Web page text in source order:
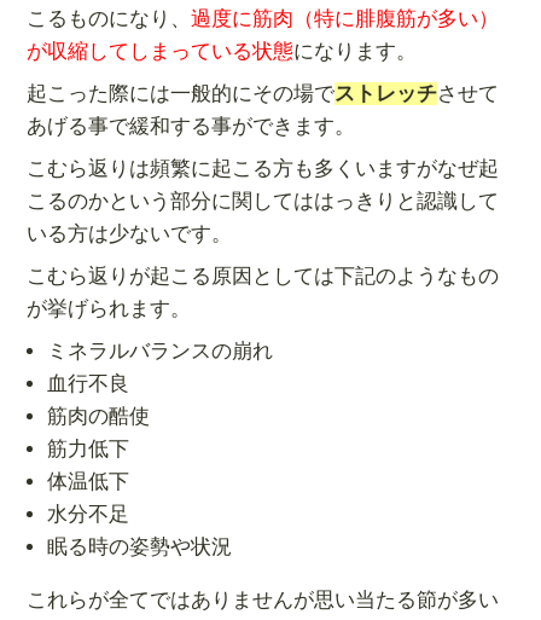
こるものになり、 過度に筋肉（特に腓腹筋が多い）
が収縮してしまっている状態になります。
起こった際には一般的にその場でストレッチさせて
あげる事で緩和する事ができます。
こむら返りは頻繁に起こる方も多くいますがなぜ起
こるのかという部分に関してははっきりと認識して
いる方は少ないです。
こむら返りが起こる原因としては下記のようなもの
が挙げられます。
ミネラルバランスの崩れ
血行不良
筋肉の酷使
筋力低下
体温低下
水分不足
眠る時の姿勢や状況
これらが全てではありませんが思い当たる節が多い